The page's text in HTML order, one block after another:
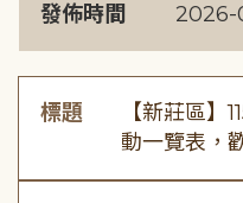
發佈時間
標題
【新莊區】
動一覽表，